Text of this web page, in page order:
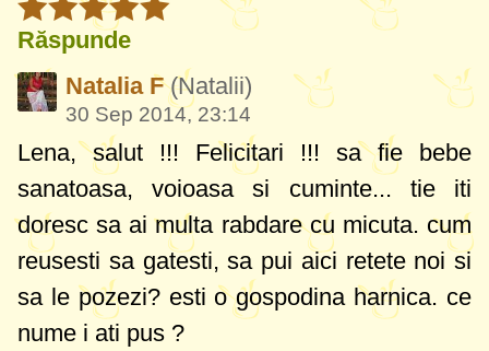
Răspunde
Natalia F(Natalii)
30 Sep 2014, 23:14
Lena, salut !!! Felicitari !!! sa fie bebe
sanatoasa, voioasa si cuminte... tie iti
doresc sa ai multa rabdare cu micuta. cum
reusesti sa gatesti, sa pui aici retete noi si
sa le pozezi? esti o gospodina harnica. ce
nume i ati pus ?